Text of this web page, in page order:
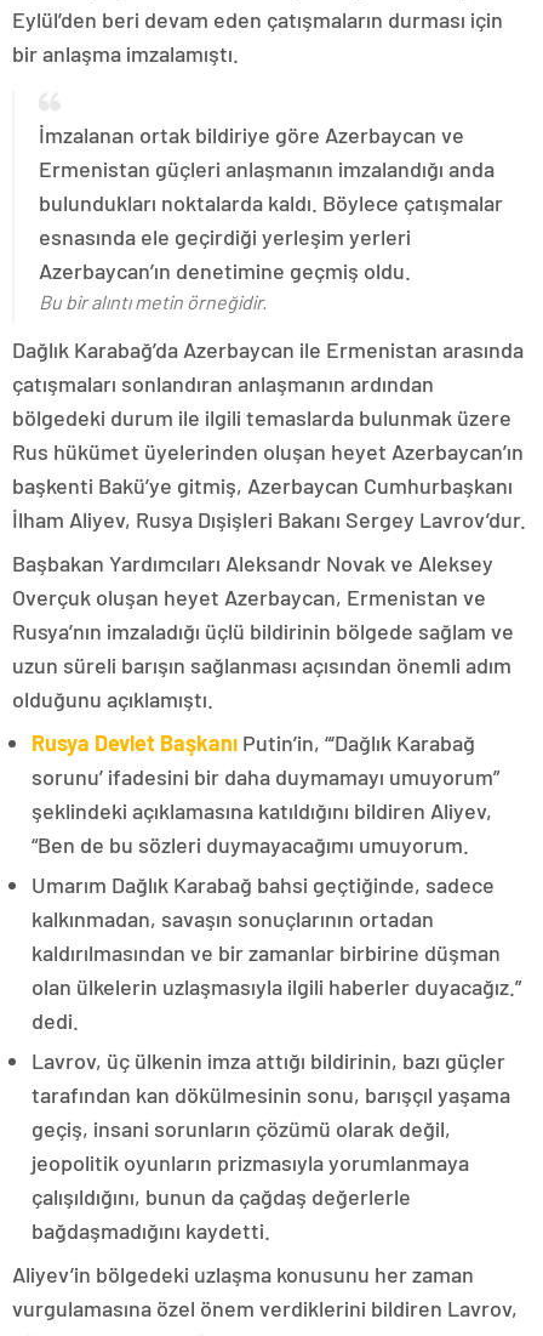
Eylül’den beri devam eden çatışmaların durması için
bir anlaşma imzalamıştı.
İmzalanan ortak bildiriye göre Azerbaycan ve
Ermenistan güçleri anlaşmanın imzalandığı anda
bulundukları noktalarda kaldı. Böylece çatışmalar
esnasında ele geçirdiği yerleşim yerleri
Azerbaycan’ın denetimine geçmiş oldu.
Bu bir alıntı metin örneğidir.
Dağlık Karabağ’da Azerbaycan ile Ermenistan arasında
çatışmaları sonlandıran anlaşmanın ardından
bölgedeki durum ile ilgili temaslarda bulunmak üzere
Rus hükümet üyelerinden oluşan heyet Azerbaycan’ın
başkenti Bakü’ye gitmiş, Azerbaycan Cumhurbaşkanı
İlham Aliyev, Rusya Dışişleri Bakanı Sergey Lavrov’dur.
Başbakan Yardımcıları Aleksandr Novak ve Aleksey
Overçuk oluşan heyet Azerbaycan, Ermenistan ve
Rusya’nın imzaladığı üçlü bildirinin bölgede sağlam ve
uzun süreli barışın sağlanması açısından önemli adım
olduğunu açıklamıştı.
Rusya Devlet Başkanı Putin’in, “‘Dağlık Karabağ
sorunu’ ifadesini bir daha duymamayı umuyorum”
şeklindeki açıklamasına katıldığını bildiren Aliyev,
“Ben de bu sözleri duymayacağımı umuyorum.
Umarım Dağlık Karabağ bahsi geçtiğinde, sadece
kalkınmadan, savaşın sonuçlarının ortadan
kaldırılmasından ve bir zamanlar birbirine düşman
olan ülkelerin uzlaşmasıyla ilgili haberler duyacağız.”
dedi.
Lavrov, üç ülkenin imza attığı bildirinin, bazı güçler
tarafından kan dökülmesinin sonu, barışçıl yaşama
geçiş, insani sorunların çözümü olarak değil,
jeopolitik oyunların prizmasıyla yorumlanmaya
çalışıldığını, bunun da çağdaş değerlerle
bağdaşmadığını kaydetti.
Aliyev’in bölgedeki uzlaşma konusunu her zaman
vurgulamasına özel önem verdiklerini bildiren Lavrov,